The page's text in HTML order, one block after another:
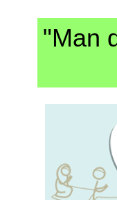
"Man